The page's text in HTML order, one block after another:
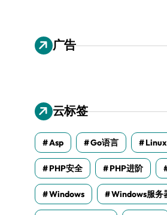
广告
云标签
Asp Go语言 Linux
PHP安全 PHP进阶
Windows Windows服务